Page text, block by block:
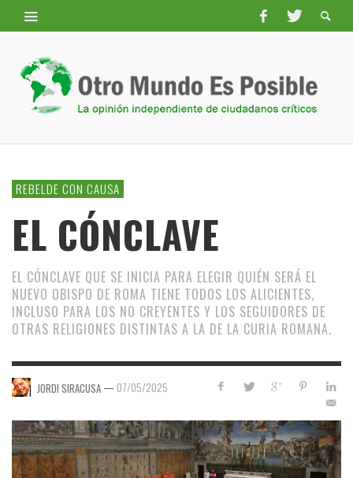
REBELDE CON CAUSA
EL CÓNCLAVE
EL CÓNCLAVE QUE SE INICIA PARA ELEGIR QUIÉN SERÁ EL
NUEVO OBISPO DE ROMA TIENE TODOS LOS ALICIENTES,
INCLUSO PARA LOS NO CREYENTES Y LOS SEGUIDORES DE
OTRAS RELIGIONES DISTINTAS A LA DE LA CURIA ROMANA.
JORDI SIRACUSA — 07/05/2025